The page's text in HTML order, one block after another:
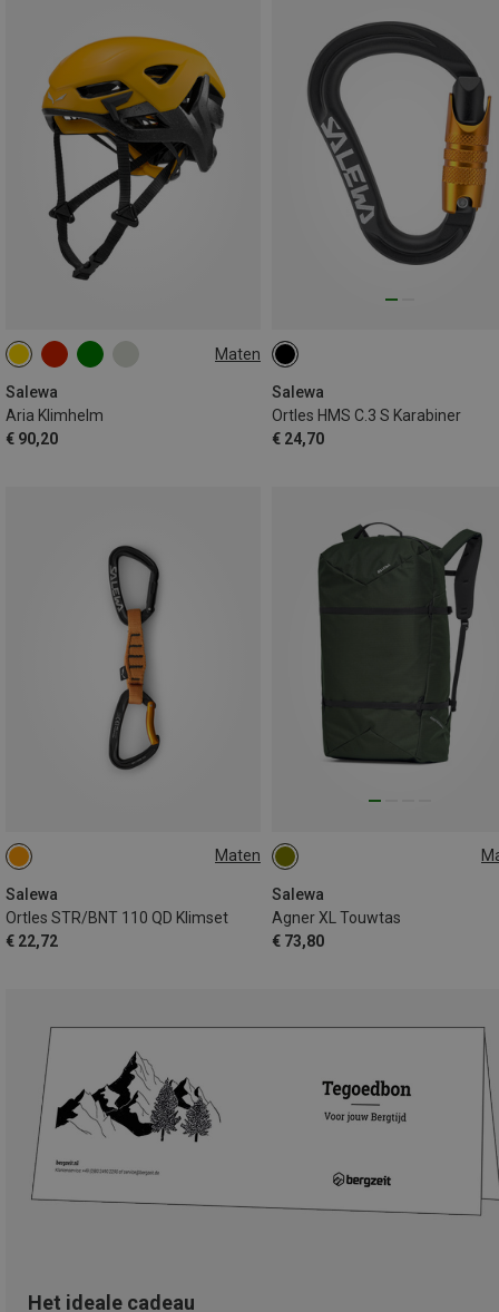
Maten
Salewa
Aria Klimhelm
€ 90,20
S-M | 52-58CM L-XL | 57-62CM
Salewa
Ortles HMS C.3 S Karabiner
€ 24,70
Maten
Salewa
Ortles STR/BNT 110 QD Klimset
€ 22,72
110MM
Salewa
Agner XL Touwtas
€ 73,80
36L
Het ideale cadeau